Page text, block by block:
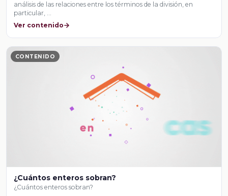
análisis de las relaciones entre los términos de la división, en
particular, …
Ver contenido
CONTENIDO
¿Cuántos enteros sobran?
¿Cuántos enteros sobran?